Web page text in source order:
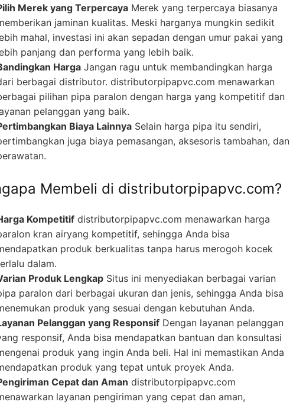
Merek yang Terpercaya Merek yang terpercaya biasanya
jaminan kualitas. Meski harganya mungkin sedikit
mahal, investasi ini akan sepadan dengan umur pakai yang
panjang dan performa yang lebih baik.
Harga Jangan ragu untuk membandingkan harga
berbagai distributor. distributorpipapvc.com menawarkan
pilihan pipa paralon dengan harga yang kompetitif dan
pelanggan yang baik.
Biaya Lainnya Selain harga pipa itu sendiri,
juga biaya pemasangan, aksesoris tambahan, dan
Membeli di distributorpipapvc.com?
Kompetitif distributorpipapvc.com menawarkan harga
kran airyang kompetitif, sehingga Anda bisa
produk berkualitas tanpa harus merogoh kocek
dalam.
Produk Lengkap Situs ini menyediakan berbagai varian
paralon dari berbagai ukuran dan jenis, sehingga Anda bisa
produk yang sesuai dengan kebutuhan Anda.
Pelanggan yang Responsif Dengan layanan pelanggan
responsif, Anda bisa mendapatkan bantuan dan konsultasi
produk yang ingin Anda beli. Hal ini memastikan Anda
produk yang tepat untuk proyek Anda.
Cepat dan Aman distributorpipapvc.com
layanan pengiriman yang cepat dan aman,